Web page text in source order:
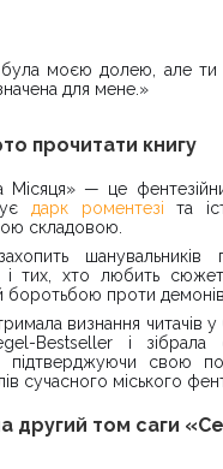
моєю долею, але ти
для мене.»
прочитати книгу
Місяця» — це
дарк роментезі та
складовою.
шанувальників
і тих, хто любить
боротьбою проти демонів.
визнання читачів
Bestseller і зібрала
підтверджуючи свою
сучасного міського
другий том саги